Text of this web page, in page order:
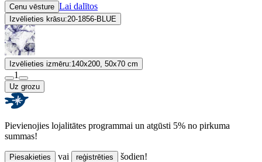
Cenu vēsture Lai dalītos
Izvēlieties krāsu:20-1856-BLUE
Izvēlieties izmēru:140x200, 50x70 cm
1
Uz grozu
Pievienojies lojalitātes programmai un atgūsti 5% no pirkuma
summas!
Piesakieties vai reģistrēties šodien!